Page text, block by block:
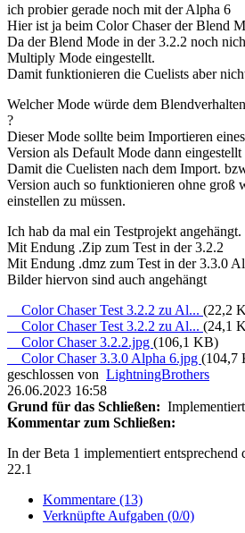
ich probier gerade noch mit der Alpha 6
Hier ist ja beim Color Chaser der Blend
Da der Blend Mode in der 3.2.2 noch
Multiply Mode eingestellt.
Damit funktionieren die Cuelists aber
Welcher Mode würde dem
?
Dieser Mode sollte beim Importieren
Version als Default Mode dann
Damit die Cuelisten nach dem Import.
Version auch so funktionieren ohne groß
einstellen zu müssen.
Ich hab da mal ein Testprojekt angehängt.
Mit Endung .Zip zum Test in der 3.2.2
Mit Endung .dmz zum Test in der 3.3.0
Bilder hiervon sind auch angehängt
Color Chaser Test 3.2.2 zu Al... (22,2
Color Chaser Test 3.2.2 zu Al... (24,1
Color Chaser 3.2.2.jpg (106,1 KB)
Color Chaser 3.3.0 Alpha 6.jpg (104,7
geschlossen von LightningBrothers
26.06.2023 16:58
Grund für das Schließen: Implementiert
Kommentar zum Schließen:
In der Beta 1 implementiert
22.1
Kommentare (13)
Verknüpfte Aufgaben (0/0)